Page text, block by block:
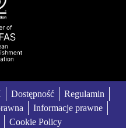
Dostępność
Regulamin
Informacje prawne
Cookie Policy